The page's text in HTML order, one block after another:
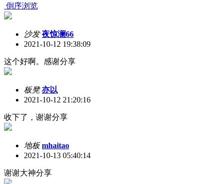
倒序浏览
沙发 夜惊澜66
2021-10-12 19:38:09
这个好啊。感谢分享
板凳 亦以
2021-10-12 21:20:16
收下了，谢谢分享
地板 mhaitao
2021-10-13 05:40:14
谢谢大神分享